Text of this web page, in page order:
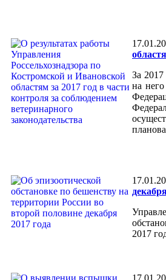
За
на
2017